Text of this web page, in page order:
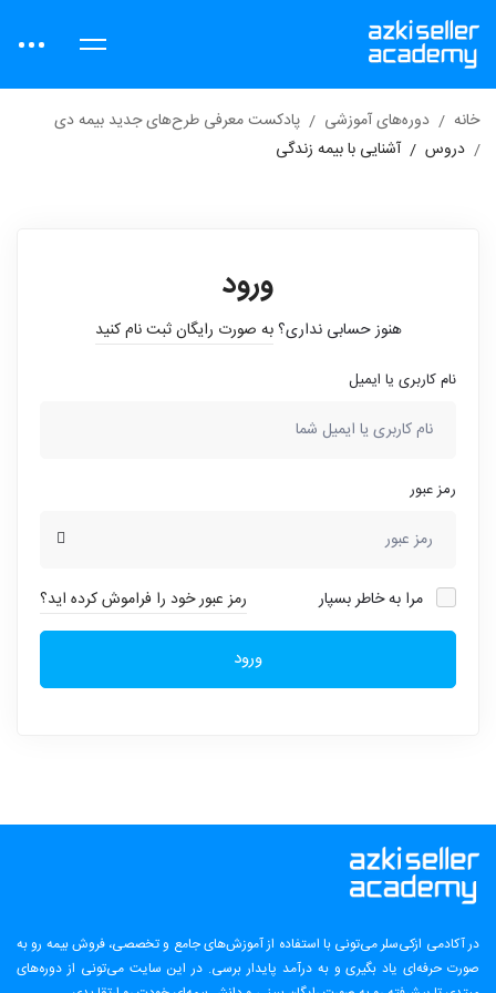
خانه دوره‌های آموزشی
پادکست معرفی طرح‌های جدید بیمه دی
دروس
آشنایی با بیمه زندگی
ورود
هنوز حسابی نداری؟به صورت رایگان ثبت نام کنید
نام کاربری یا ایمیل
رمز عبور
مرا به خاطر بسپار رمز عبور خود را فراموش کرده اید؟
ورود
در آکادمی ازکی‌سلر می‌تونی با استفاده از آموزش‌های جامع و تخصصی، فروش بیمه رو به
صورت حرفه‌ای یاد بگیری و به درآمد پایدار برسی. در این سایت می‌تونی از دوره‌های